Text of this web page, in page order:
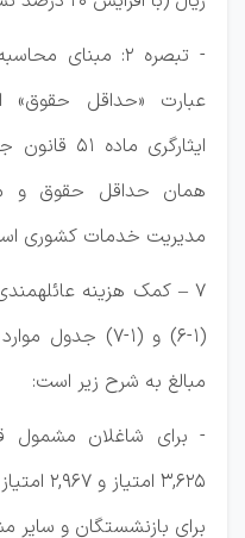
- تبصره ۲: مبنای
عبارت «حداقل حقوق»
ایثارگری
همان حداقل حقوق و
مدیریت خدمات کشوری
۷ – کمک هزینه
مبالغ به شرح زیر است:
- برای شاغلان مشمول
۳,۶۲۵ امتیاز و ۲,۹۶۷ امتیاز
برای بازنشستگان و سایر